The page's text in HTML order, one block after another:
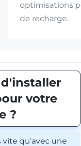
optimisations
de recharge.
votre
?
vite qu'avec une